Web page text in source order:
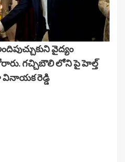
వైద్యం
గచ్చిబౌలి లోని పై హెల్త్
వినాయక రెడ్డి